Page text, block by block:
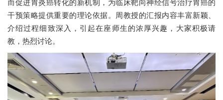
党群工作
学生工作
社会服务
基础校友
而促进胃炎癌转化的新机制，为临床靶向神经信号治疗胃癌的
干预策略提供重要的理论依据。周教授的汇报内容丰富新颖、
介绍过程细致深入，引起在座师生的浓厚兴趣，大家积极请
教，热烈讨论。